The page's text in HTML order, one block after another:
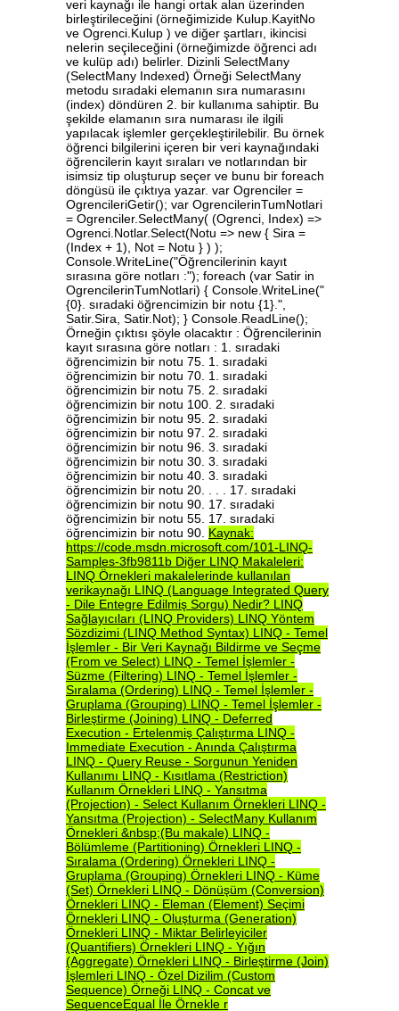
Kaynak:
https://code.msdn.microsoft.com/101-LINQ-
Samples-3fb9811b Diğer LINQ Makaleleri:
LINQ Örnekleri makalelerinde kullanılan
verikaynağı LINQ (Language Integrated Query
- Dile Entegre Edilmiş Sorgu) Nedir? LINQ
Sağlayıcıları (LINQ Providers) LINQ Yöntem
Sözdizimi (LINQ Method Syntax) LINQ - Temel
İşlemler - Bir Veri Kaynağı Bildirme ve Seçme
(From ve Select) LINQ - Temel İşlemler -
Süzme (Filtering) LINQ - Temel İşlemler -
Sıralama (Ordering) LINQ - Temel İşlemler -
Gruplama (Grouping) LINQ - Temel İşlemler -
Birleştirme (Joining) LINQ - Deferred
Execution - Ertelenmiş Çalıştırma LINQ -
Immediate Execution - Anında Çalıştırma
LINQ - Query Reuse - Sorgunun Yeniden
Kullanımı LINQ - Kısıtlama (Restriction)
Kullanım Örnekleri LINQ - Yansıtma
(Projection) - Select Kullanım Örnekleri LINQ -
Yansıtma (Projection) - SelectMany Kullanım
Örnekleri &nbsp;(Bu makale) LINQ -
Bölümleme (Partitioning) Örnekleri LINQ -
Sıralama (Ordering) Örnekleri LINQ -
Gruplama (Grouping) Örnekleri LINQ - Küme
(Set) Örnekleri LINQ - Dönüşüm (Conversion)
Örnekleri LINQ - Eleman (Element) Seçimi
Örnekleri LINQ - Oluşturma (Generation)
Örnekleri LINQ - Miktar Belirleyiciler
(Quantifiers) Örnekleri LINQ - Yığın
(Aggregate) Örnekleri LINQ - Birleştirme (Join)
İşlemleri LINQ - Özel Dizilim (Custom
Sequence) Örneği LINQ - Concat ve
SequenceEqual İle Örnekle r